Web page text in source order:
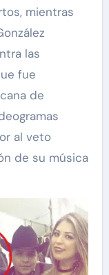
mientras
las
fue
de
al veto
de su música